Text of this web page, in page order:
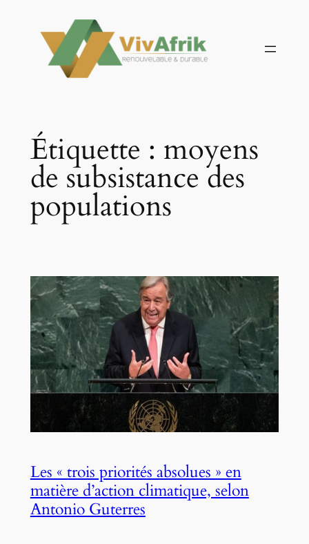
contenu
Étiquette : moyens
de subsistance des
populations
Les « trois priorités absolues » en
matière d’action climatique, selon
Antonio Guterres